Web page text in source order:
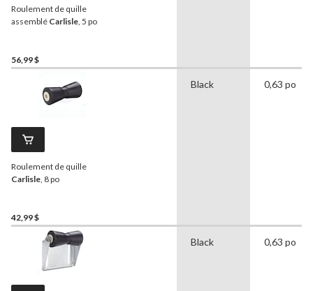
Roulement de quille
assemblé Carlisle, 5 po
56,99 $
Roulement de quille
Carlisle, 8 po
42,99 $
Black 0,63 po
Black 0,63 po